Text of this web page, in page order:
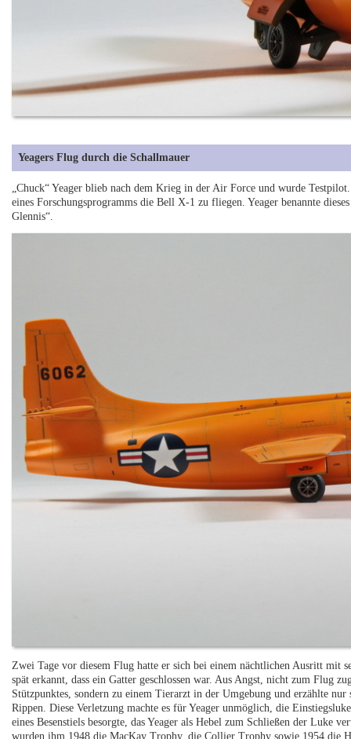
Yeagers Flug durch die Schallmauer
„Chuck“ Yeager blieb nach dem Krieg in der Air Force und wurde
eines Forschungsprogramms die Bell X-1 zu fliegen. Yeager benannte
Glennis“.
Zwei Tage vor diesem Flug hatte er sich bei einem nächtlichen Ausritt mit
spät erkannt, dass ein Gatter geschlossen war. Aus Angst, nicht zum Flug
Stützpunktes, sondern zu einem Tierarzt in der Umgebung und erzählte
Rippen. Diese Verletzung machte es für Yeager unmöglich, die
eines Besenstiels besorgte, das Yeager als Hebel zum Schließen der Luke
wurden ihm 1948 die MacKay Trophy, die Collier Trophy sowie 1954 die